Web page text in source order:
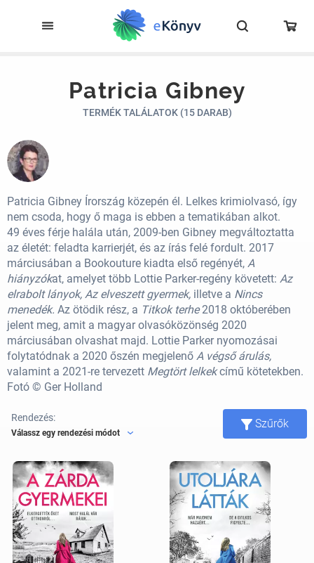
Patricia Gibney
TERMÉK TALÁLATOK (15 DARAB)
Patricia Gibney Írország közepén él. Lelkes krimiolvasó, így
nem csoda, hogy ő maga is ebben a tematikában alkot.
49 éves férje halála után, 2009-ben Gibney megváltoztatta
az életét: feladta karrierjét, és az írás felé fordult. 2017
márciusában a Bookouture kiadta első regényét, A
hiányzókat, amelyet több Lottie Parker-regény követett: Az
elrabolt lányok, Az elveszett gyermek, illetve a Nincs
menedék. Az ötödik rész, a Titkok terhe2018 októberében
jelent meg, amit a magyar olvasóközönség 2020
márciusában olvashat majd. Lottie Parker nyomozásai
folytatódnak a 2020 őszén megjelenő A végső árulás,
valamint a 2021-re tervezett Megtört lelkekcímű kötetekben.
Fotó © Ger Holland
Rendezés:
Válassz egy rendezési módot
Szűrők